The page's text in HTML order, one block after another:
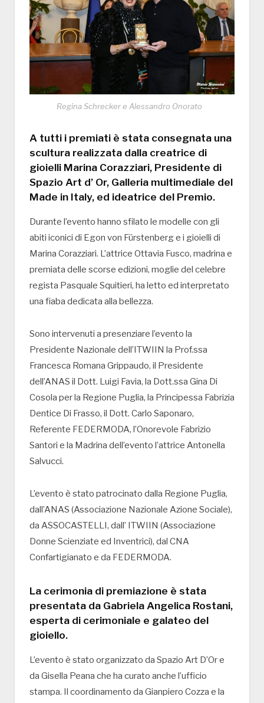
Regina Schrecker e Alessandro Onorato
A tutti i premiati è stata consegnata una
scultura realizzata dalla creatrice di
gioielli Marina Corazziari, Presidente di
Spazio Art d’ Or, Galleria multimediale del
Made in Italy, ed ideatrice del Premio.
Durante l’evento hanno sfilato le modelle con gli
abiti iconici di Egon von Fürstenberg e i gioielli di
Marina Corazziari. L’attrice Ottavia Fusco, madrina e
premiata delle scorse edizioni, moglie del celebre
regista Pasquale Squitieri, ha letto ed interpretato
una fiaba dedicata alla bellezza.
Sono intervenuti a presenziare l’evento la
Presidente Nazionale dell’ITWIIN la Prof.ssa
Francesca Romana Grippaudo, il Presidente
dell’ANAS il Dott. Luigi Favia, la Dott.ssa Gina Di
Cosola per la Regione Puglia, la Principessa Fabrizia
Dentice Di Frasso, il Dott. Carlo Saponaro,
Referente FEDERMODA, l’Onorevole Fabrizio
Santori e la Madrina dell’evento l’attrice Antonella
Salvucci.
L’evento è stato patrocinato dalla Regione Puglia,
dall’ANAS (Associazione Nazionale Azione Sociale),
da ASSOCASTELLI, dall’ ITWIIN (Associazione
Donne Scienziate ed Inventrici), dal CNA
Confartigianato e da FEDERMODA.
La cerimonia di premiazione è stata
presentata da Gabriela Angelica Rostani,
esperta di cerimoniale e galateo del
gioiello.
L’evento è stato organizzato da Spazio Art D’Or e
da Gisella Peana che ha curato anche l’ufficio
stampa. Il coordinamento da Gianpiero Cozza e la